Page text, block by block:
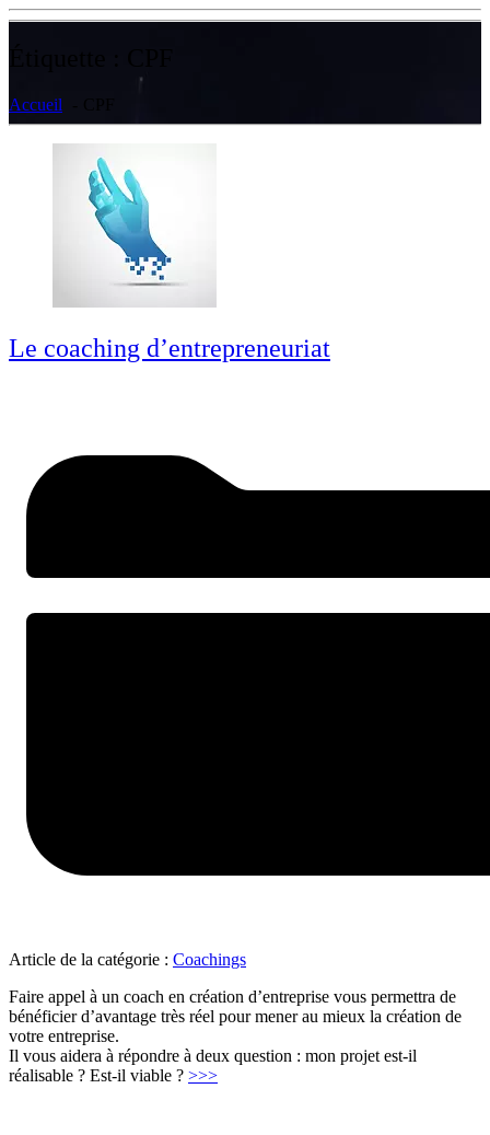
Accueil
Le coaching d’entrepreneuriat
Article de la catégorie : Coachings
Faire appel à un coach en création d’entreprise vous permettra de
bénéficier d’avantage très réel pour mener au mieux la création de
votre entreprise.
Il vous aidera à répondre à deux question : mon projet est-il
réalisable ? Est-il viable ? >>>"Le